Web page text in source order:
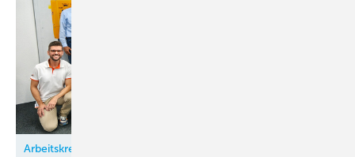
Arbeitskreis Klimatechnik